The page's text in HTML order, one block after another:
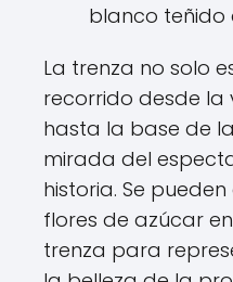
blanco teñido
La trenza no solo
recorrido desde
hasta la base de
mirada del
historia. Se
flores de azúcar
trenza para